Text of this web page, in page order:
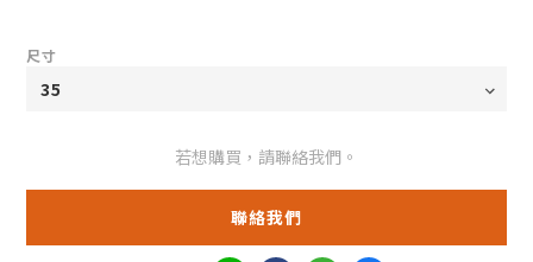
尺寸
若想購買，請聯絡我們。
聯絡我們